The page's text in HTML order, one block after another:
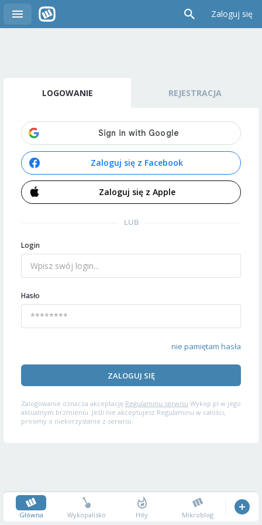
Zaloguj się
LOGOWANIE REJESTRACJA
Zaloguj się z Facebook
Zaloguj się z Apple
LUB
Login
Hasło
nie pamiętam hasła
ZALOGUJ SIĘ
Zalogowanie oznacza akceptację Regulaminu serwisu Wykop.pl w jego
aktualnym brzmieniu. Jeśli nie akceptujesz Regulaminu w całości,
prosimy o niekorzystanie z serwisu.
Główna Wykopalisko Hity Mikroblog